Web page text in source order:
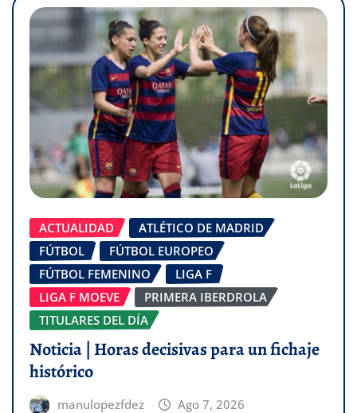
ACTUALIDAD
ATLÉTICO DE MADRID
FÚTBOL
FÚTBOL EUROPEO
FÚTBOL FEMENINO
LIGA F
LIGA F MOEVE
PRIMERA IBERDROLA
TITULARES DEL DÍA
Noticia | Horas decisivas para un fichaje
histórico
manulopezfdez Ago 7, 2026